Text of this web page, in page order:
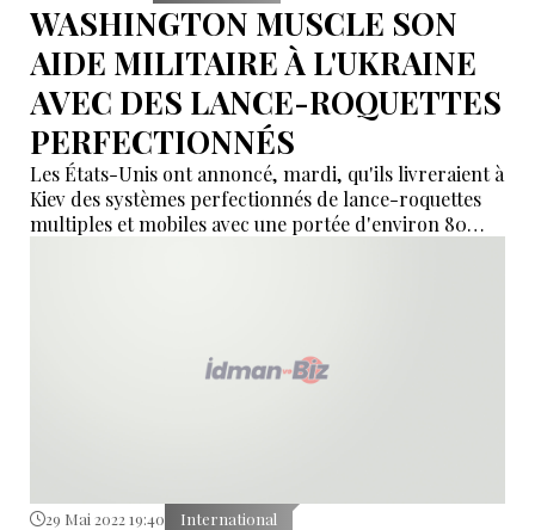
WASHINGTON MUSCLE SON
AIDE MILITAIRE À L'UKRAINE
AVEC DES LANCE-ROQUETTES
PERFECTIONNÉS
Les États-Unis ont annoncé, mardi, qu'ils livreraient à
Kiev des systèmes perfectionnés de lance-roquettes
multiples et mobiles avec une portée d'environ 80
29 Mai 2022 19:40 International